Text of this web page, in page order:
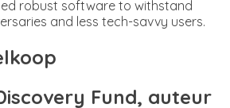
robust software to withstand
and less tech-savvy users.
Fund, auteur